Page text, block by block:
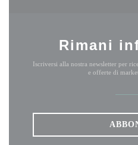
Rimani
Iscriversi alla nostra newsletter per
e offerte di